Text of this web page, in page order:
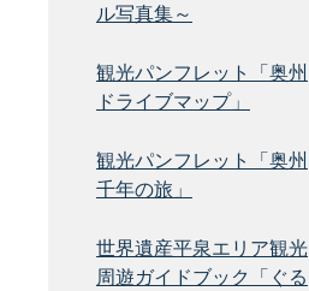
ル写真集～
観光パンフレット「奥州
ドライブマップ」
観光パンフレット「奥州
千年の旅」
世界遺産平泉エリア観光
周遊ガイドブック「ぐる